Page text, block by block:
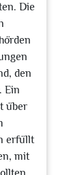
Die
den
Ein
über
erfüllt
mit